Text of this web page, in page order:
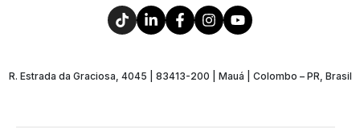
R. Estrada da Graciosa, 4045 | 83413-200 | Mauá | Colombo – PR, Brasil